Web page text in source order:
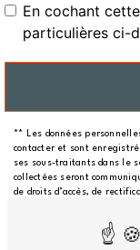
En cochant
particulières ci-
** Les données
contacter et sont
ses sous-traitants dans le
collectées seront
de droits d’accès, de
d’opposition, de retrait de
d’introduire une
d’organiser le sort de vos